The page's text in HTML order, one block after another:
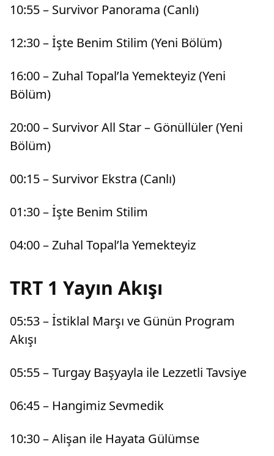
10:55 – Survivor Panorama (Canlı)
12:30 – İşte Benim Stilim (Yeni Bölüm)
16:00 – Zuhal Topal’la Yemekteyiz (Yeni
Bölüm)
20:00 – Survivor All Star – Gönüllüler (Yeni
Bölüm)
00:15 – Survivor Ekstra (Canlı)
01:30 – İşte Benim Stilim
04:00 – Zuhal Topal’la Yemekteyiz
TRT 1 Yayın Akışı
05:53 – İstiklal Marşı ve Günün Program
Akışı
05:55 – Turgay Başyayla ile Lezzetli Tavsiye
06:45 – Hangimiz Sevmedik
10:30 – Alişan ile Hayata Gülümse